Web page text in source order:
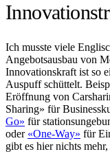
Ich musste viele
Angebotsausbau von
Innovationskraft ist so
Auspuff schüttelt.
Eröffnung von
Sharing» für
Go» für
oder «One-Way» für
gibt es hier nichts